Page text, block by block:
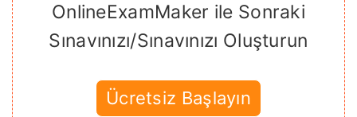
OnlineExamMaker ile Sonraki
Sınavınızı/Sınavınızı Oluşturun
Ücretsiz Başlayın